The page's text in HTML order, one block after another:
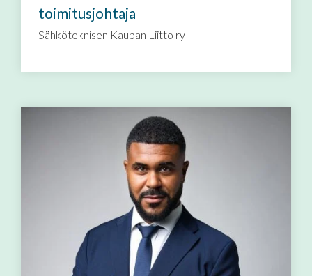
toimitusjohtaja
Sähköteknisen Kaupan Liitto ry